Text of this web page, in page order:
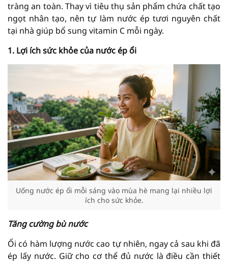
tràng an toàn. Thay vì tiêu thụ sản phẩm chứa chất tạo
ngọt nhân tạo, nên tự làm nước ép tươi nguyên chất
tại nhà giúp bổ sung vitamin C mỗi ngày.
1. Lợi ích sức khỏe của nước ép ổi
Uống nước ép ổi mỗi sáng vào mùa hè mang lại nhiều lợi
ích cho sức khỏe.
Tăng cường bù nước
Ổi có hàm lượng nước cao tự nhiên, ngay cả sau khi đã
ép lấy nước. Giữ cho cơ thể đủ nước là điều cần thiết